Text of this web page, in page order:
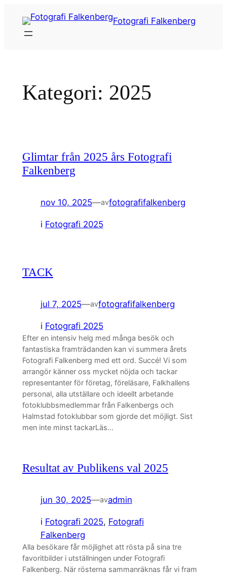
innehåll
Fotografi Falkenberg
Kategori: 2025
Glimtar från 2025 års Fotografi
Falkenberg
nov 10, 2025—avfotografifalkenberg
i Fotografi 2025
TACK
jul 7, 2025—avfotografifalkenberg
i Fotografi 2025
Efter en intensiv helg med många besök och
fantastiska framträdanden kan vi summera årets
Fotografi Falkenberg med ett ord. Succé! Vi som
arrangör känner oss mycket nöjda och tackar
representanter för företag, föreläsare, Falkhallens
personal, alla utställare och ideellt arbetande
fotoklubbsmedlemmar från Falkenbergs och
Halmstad fotoklubbar som gjorde det möjligt. Sist
men inte minst tackarLäs…
Resultat av Publikens val 2025
jun 30, 2025—avadmin
i Fotografi 2025, Fotografi
Falkenberg
Alla besökare får möjlighet att rösta på sina tre
favoritbilder i utställningen under Fotografi
Falkenberg. När rösterna sammanräknas får vi fram